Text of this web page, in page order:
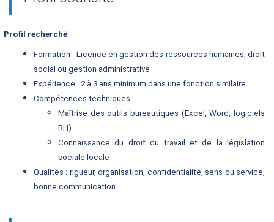
recherché
Formation : Licence en gestion des ressources humaines, droit
social ou gestion administrative
Expérience : 2 à 3 ans minimum dans une fonction similaire
Compétences techniques :
Maîtrise des outils bureautiques (Excel, Word, logiciels
RH)
Connaissance du droit du travail et de la législation
sociale locale
Qualités : rigueur, organisation, confidentialité, sens du service,
bonne communication